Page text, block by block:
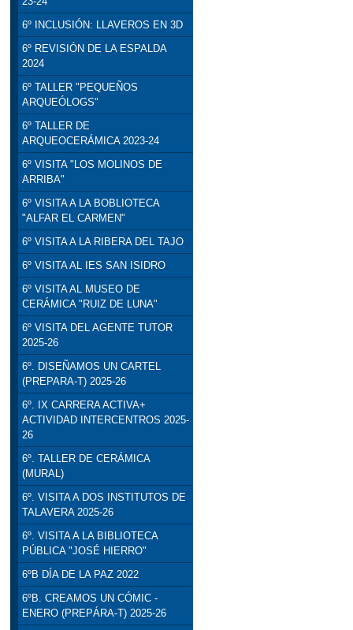
6º INCLUSIÓN: LLAVEROS EN 3D
6º REVISIÓN DE LA ESPALDA
2024
6º TALLER "PEQUEÑOS
ARQUEÓLOGS"
6º TALLER DE
ARQUEOCERÁMICA 2023-24
6º VISITA "LOS MOLINOS DE
ARRIBA"
6º VISITA A LA BOBLIOTECA
"ALFAR EL CARMEN"
6º VISITA A LA RIBERA DEL TAJO
6º VISITA AL IES SAN ISIDRO
6º VISITA AL MUSEO DE
CERÁMICA "RUIZ DE LUNA"
6º VISITA DEL AGENTE TUTOR
2025-26
6º. DISEÑAMOS UN CARTEL
(PREPARA-T) 2025-26
6º. IX CARRERA ACTIVA+
ACTIVIDAD INTERCENTROS 2025-
26
6º. TALLER DE CERÁMICA
(MURAL)
6º. VISITA A DOS INSTITUTOS DE
TALAVERA 2025-26
6º. VISITA A LA BIBLIOTECA
PÚBLICA "JOSÉ HIERRO"
6ºB DÍA DE LA PAZ 2022
6ºB. CREAMOS UN CÓMIC -
ENERO (PREPÁRA-T) 2025-26